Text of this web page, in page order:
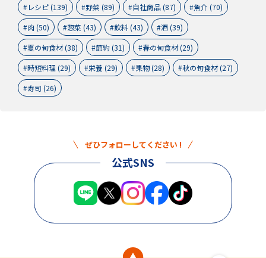
レシピ (139) 野菜 (89) 自社商品 (87)
魚介 (70)
肉 (50)
惣菜 (43) 飲料 (43)
酒 (39)
夏の旬食材 (38)
節約 (31)
春の旬食材 (29)
時短料理 (29)
栄養 (29) 果物 (28)
秋の旬食材 (27)
寿司 (26)
ぜひフォローしてください !
公式SNS